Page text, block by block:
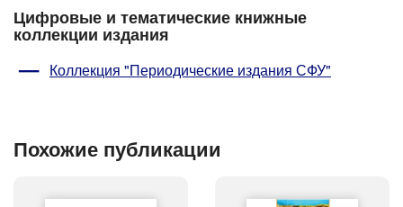
Цифровые и тематические книжные
коллекции издания
Коллекция "Периодические издания СФУ"
Похожие публикации